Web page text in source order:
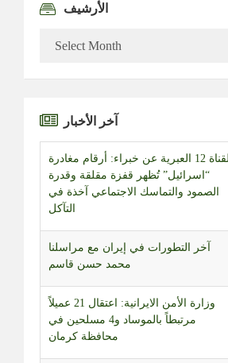
الأرشيف
آخر الأخبار
القناة 12 العبرية عن خبراء: أرقام مغادرة
“اسرائيل” تُظهر قفزة مقلقة وقدرة
الصمود والتماسك الاجتماعي آخذة في
التآكل
آخر التطورات في إيران مع مراسلنا
محمد حسن قاسم
وزارة الأمن الايرانية: اعتقال 21 عميلاً
مرتبطاً بالموساد و4 مسلحين في
محافظة كرمان